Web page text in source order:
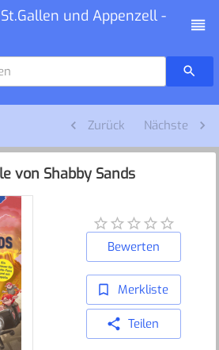
und Appenzell -
Zurück Nächste
von Shabby Sands
Bewerten
Merkliste
Teilen